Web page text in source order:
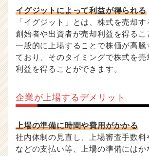
イグジットによって利益が得られる
「イグジット」とは、株式を売却す
創始者や出資者が売却利益を得るこ
一般的に上場することで株価が高騰
ており、そのタイミングで株式を売
利益を得ることができます。
企業が上場するデメリット
上場の準備に時間や費用がかかる
社内体制の見直し、上場審査手数料
などの支払い等、上場の準備にはか